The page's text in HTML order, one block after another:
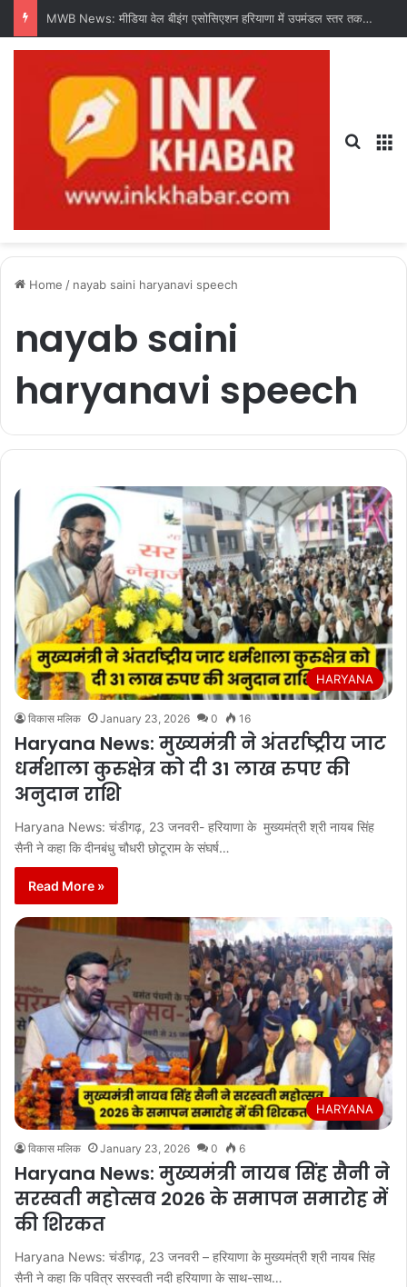
Home / nayab saini haryanavi speech
nayab saini
haryanavi speech
HARYANA
विकास मलिक January 23, 2026 0 16
Haryana News: मुख्यमंत्री ने अंतर्राष्ट्रीय जाट
धर्मशाला कुरुक्षेत्र को दी 31 लाख रुपए की
अनुदान राशि
Haryana News: चंडीगढ़, 23 जनवरी- हरियाणा के मुख्यमंत्री श्री नायब सिंह
सैनी ने कहा कि दीनबंधु चौधरी छोटूराम के संघर्ष…
Read More »
HARYANA
विकास मलिक January 23, 2026 0 6
Haryana News: मुख्यमंत्री नायब सिंह सैनी ने
सरस्वती महोत्सव 2026 के समापन समारोह में
की शिरकत
Haryana News: चंडीगढ़, 23 जनवरी – हरियाणा के मुख्यमंत्री श्री नायब सिंह
सैनी ने कहा कि पवित्र सरस्वती नदी हरियाणा के साथ-साथ…